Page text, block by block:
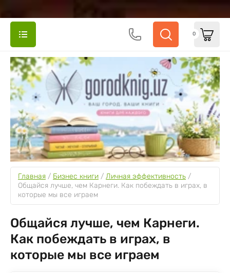
0
Главная / Бизнес книги / Личная эффективность
Общайся лучше, чем Карнеги. Как побеждать в играх, в
которые мы все играем
Общайся лучше, чем Карнеги.
Как побеждать в играх, в
которые мы все играем